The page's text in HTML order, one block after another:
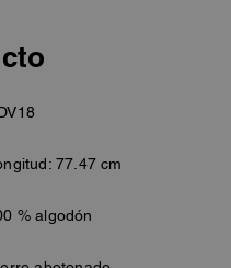
77.47 cm
% algodón